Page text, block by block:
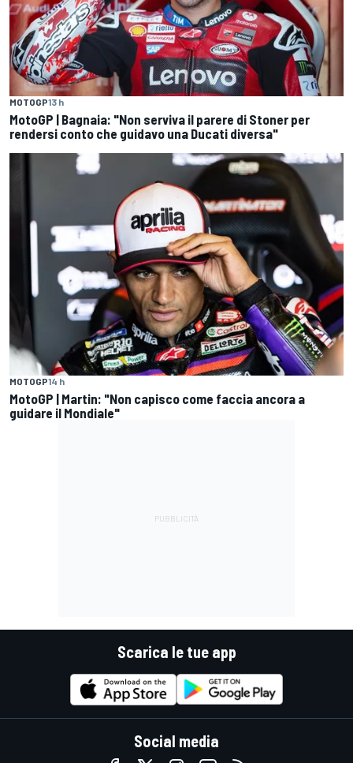
MOTOGP13 h
MotoGP | Bagnaia: "Non serviva il parere di Stoner per
rendersi conto che guidavo una Ducati diversa"
MOTOGP14 h
MotoGP | Martin: "Non capisco come faccia ancora a
guidare il Mondiale"
Scarica le tue app
Social media